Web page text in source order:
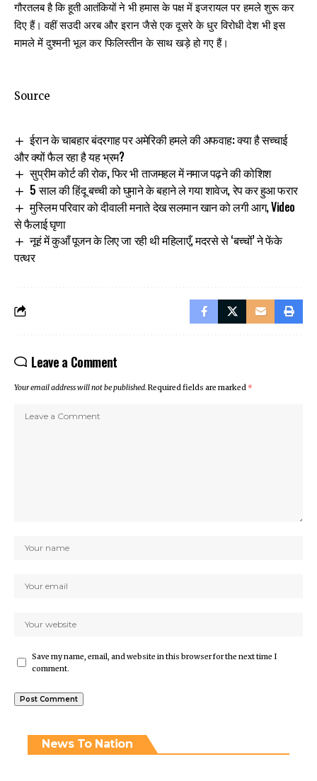
गौरतलब है कि हूती आतंकियों ने भी हमास के पक्ष में इजरायल पर हमले शुरू कर
दिए हैं। वहीं सउदी अरब और इरान जैसे एक दूसरे के धुर विरोधी देश भी इस
मामले में दुश्मनी भूल कर फिलिस्तीन के साथ खड़े हो गए हैं।
Source
ईरान के चाबहार बंदरगाह पर अमेरिकी हमले की अफवाह: क्या है सच्चाई
और क्यों फैल रहा है यह भ्रम?
सुप्रीम कोर्ट की रोक, फिर भी ताजमहल में नमाज पढ़ने की कोशिश
5 साल की हिंदू बच्ची को घुमाने के बहाने ले गया शावेज, रेप कर हुआ फरार
मुस्लिम परिवार को दीवाली मनाते देख सलमान खान को लगी आग, Video
से फैलाई घृणा
नूहं में कुआँ पूजन के लिए जा रही थी महिलाएँ, मदरसे से ‘बच्चों’ ने फेंके
पत्थर
Leave a Comment
Your email address will not be published.Required fields are marked *
Save my name, email, and website in this browser for the next time I
comment.
News To Nation